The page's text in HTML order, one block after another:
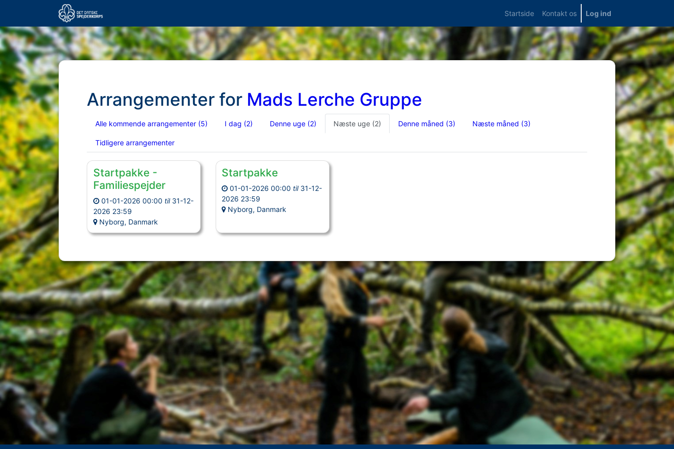
Startside Kontakt os Log ind
Arrangementer for Mads Lerche Gruppe
Alle kommende arrangementer (5) I dag (2) Denne uge (2) Næste uge (2) Denne måned (3) Næste måned (3)
Tidligere arrangementer
Startpakke -
Familiespejder
01-01-2026 00:00 til 31-12-
2026 23:59
Nyborg, Danmark
Startpakke
01-01-2026 00:00 til 31-12-
2026 23:59
Nyborg, Danmark